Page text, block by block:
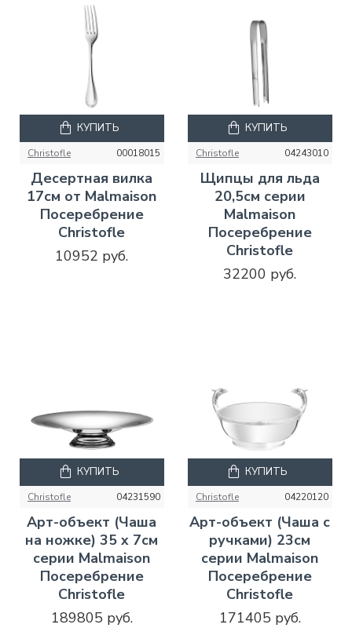
Christofle 00018015
Десертная вилка
17см от Malmaison
Посеребрение
Christofle
10952 руб.
КУПИТЬ
Christofle 04243010
Щипцы для льда
20,5см серии
Malmaison
Посеребрение
Christofle
32200 руб.
КУПИТЬ
Christofle 04231590
Арт-объект (Чаша
на ножке) 35 x 7см
серии Malmaison
Посеребрение
Christofle
189805 руб.
КУПИТЬ
Christofle 04220120
Арт-объект (Чаша с
ручками) 23см
серии Malmaison
Посеребрение
Christofle
171405 руб.
КУПИТЬ